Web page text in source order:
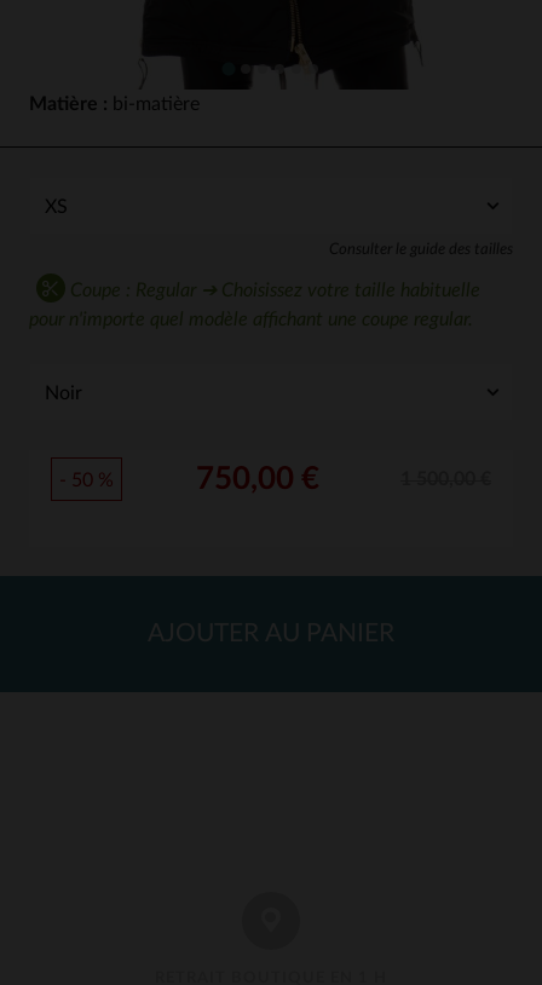
Matière : bi-matière
Consulter le guide des tailles
Coupe : Regular ➔ Choisissez votre taille habituelle
pour n'importe quel modèle affichant une coupe regular.
- 50 % 750,00 €
AJOUTER AU PANIER